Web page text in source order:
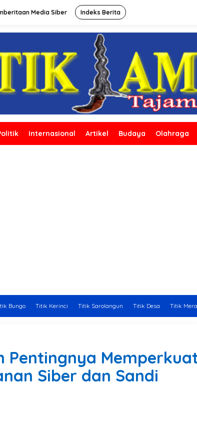
Media Siber Indeks Berita
Internasional Artikel Budaya Olahraga
Bungo Titik Kerinci Titik Sarolangun Titik Desa Titik
Pentingnya
Siber dan Sandi